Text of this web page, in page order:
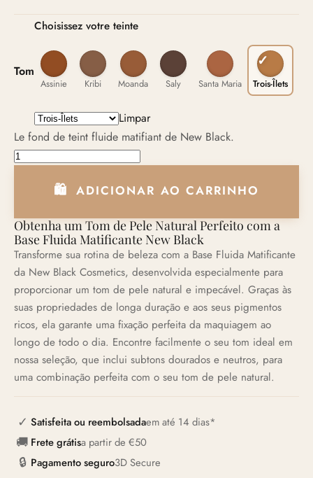
Tom
Choisissez votre teinte
Assinie Kribi Moanda Saly Santa Maria Trois-Îlets
Limpar
Le fond de teint fluide matifiant de New Black.
BASE FLUIDA NEW BLACK À PROVA DE TRANSFERÊNCIA
ADICIONAR AO CARRINHO
Obtenha um Tom de Pele Natural Perfeito com a
Base Fluida Matificante New Black
Transforme sua rotina de beleza com a Base Fluida Matificante
da New Black Cosmetics, desenvolvida especialmente para
proporcionar um tom de pele natural e impecável. Graças às
suas propriedades de longa duração e aos seus pigmentos
ricos, ela garante uma fixação perfeita da maquiagem ao
longo de todo o dia. Encontre facilmente o seu tom ideal em
nossa seleção, que inclui subtons dourados e neutros, para
uma combinação perfeita com o seu tom de pele natural.
✓ Satisfeita ou reembolsadaem até 14 dias*
🚚 Frete grátisa partir de €50
🔒 Pagamento seguro3D Secure